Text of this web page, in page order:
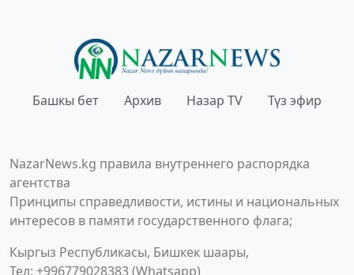
Башкы бет Архив Назар TV Түз эфир
NazarNews.kg правила внутреннего распорядка
агентства
Принципы справедливости, истины и национальных
интересов в памяти государственного флага;
Кыргыз Республикасы, Бишкек шаары,
Тел: +996779028383 (Whatsapp)